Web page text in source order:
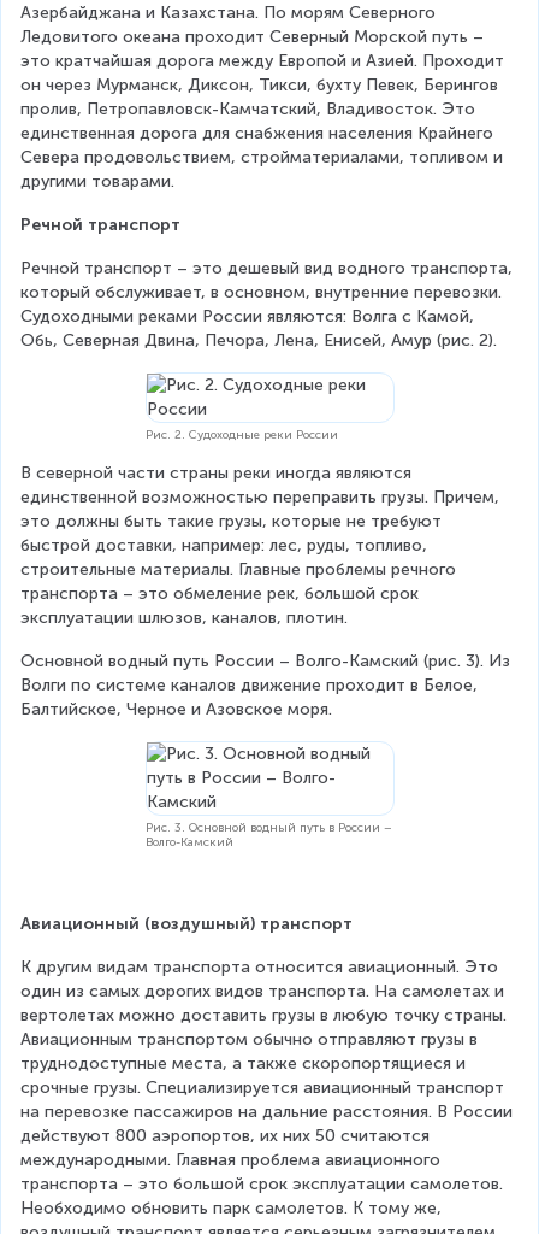
Азербайджана и Казахстана. По морям Северного
Ледовитого океана проходит Северный Морской путь –
это кратчайшая дорога между Европой и Азией. Проходит
он через Мурманск, Диксон, Тикси, бухту Певек, Берингов
пролив, Петропавловск-Камчатский, Владивосток. Это
единственная дорога для снабжения населения Крайнего
Севера продовольствием, стройматериалами, топливом и
другими товарами.
Речной транспорт
Речной транспорт – это дешевый вид водного транспорта,
который обслуживает, в основном, внутренние перевозки.
Судоходными реками России являются: Волга с Камой,
Обь, Северная Двина, Печора, Лена, Енисей, Амур (рис. 2).
Рис. 2. Судоходные реки России
В северной части страны реки иногда являются
единственной возможностью переправить грузы. Причем,
это должны быть такие грузы, которые не требуют
быстрой доставки, например: лес, руды, топливо,
строительные материалы. Главные проблемы речного
транспорта – это обмеление рек, большой срок
эксплуатации шлюзов, каналов, плотин.
Основной водный путь России – Волго-Камский (рис. 3). Из
Волги по системе каналов движение проходит в Белое,
Балтийское, Черное и Азовское моря.
Рис. 3. Основной водный путь в России –
Волго-Камский
Авиационный (воздушный) транспорт
К другим видам транспорта относится авиационный. Это
один из самых дорогих видов транспорта. На самолетах и
вертолетах можно доставить грузы в любую точку страны.
Авиационным транспортом обычно отправляют грузы в
труднодоступные места, а также скоропортящиеся и
срочные грузы. Специализируется авиационный транспорт
на перевозке пассажиров на дальние расстояния. В России
действуют 800 аэропортов, их них 50 считаются
международными. Главная проблема авиационного
транспорта – это большой срок эксплуатации самолетов.
Необходимо обновить парк самолетов. К тому же,